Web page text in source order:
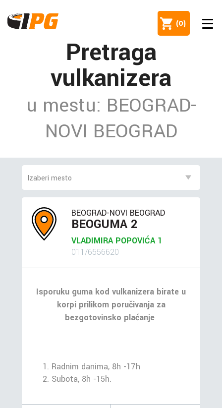
(0)
Pretraga
vulkanizera
u mestu: BEOGRAD-
NOVI BEOGRAD
BEOGRAD-NOVI BEOGRAD
BEOGUMA 2
VLADIMIRA POPOVIĆA 1
011/6556620
Isporuku guma kod vulkanizera birate u
korpi prilikom poručivanja za
bezgotovinsko plaćanje
Radnim danima, 8h -17h
Subota, 8h -15h.